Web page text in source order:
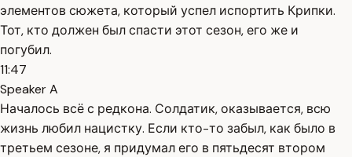
элементов сюжета, который успел испортить Крипки.
Тот, кто должен был спасти этот сезон, его же и
погубил.
11:47
Speaker A
Началось всё с редкона. Солдатик, оказывается, всю
жизнь любил нацистку. Если кто-то забыл, как было в
третьем сезоне, я придумал его в пятьдесят втором